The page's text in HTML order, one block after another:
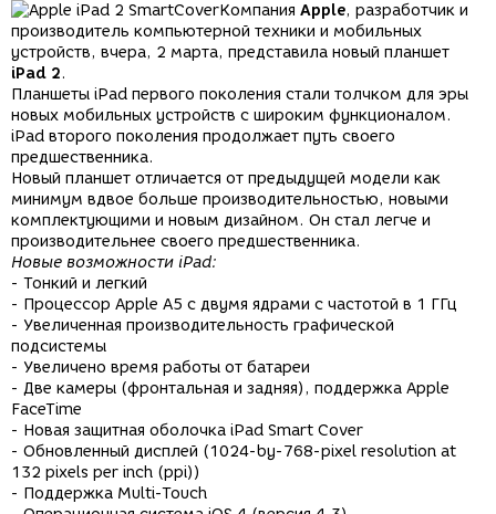
Компания Apple, разработчик и
производитель компьютерной техники и мобильных
устройств, вчера, 2 марта, представила новый планшет
iPad 2.
Планшеты iPad первого поколения стали толчком для эры
новых мобильных устройств с широким функционалом.
iPad второго поколения продолжает путь своего
предшественника.
Новый планшет отличается от предыдущей модели как
минимум вдвое больше производительностью, новыми
комплектующими и новым дизайном. Он стал легче и
производительнее своего предшественника.
Новые возможности iPad:
- Тонкий и легкий
- Процессор Apple A5 с двумя ядрами с частотой в 1 ГГц
- Увеличенная производительность графической
подсистемы
- Увеличено время работы от батареи
- Две камеры (фронтальная и задняя), поддержка Apple
FaceTime
- Новая защитная оболочка iPad Smart Cover
- Обновленный дисплей (1024-by-768-pixel resolution at
132 pixels per inch (ppi))
- Поддержка Multi-Touch